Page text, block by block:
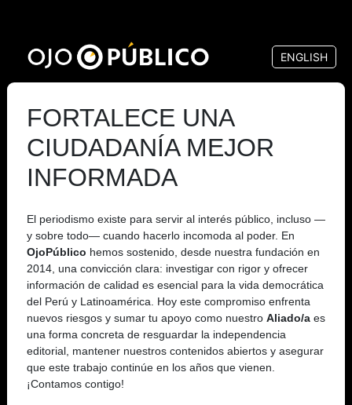
contenido
principal
ENGLISH
FORTALECE UNA
CIUDADANÍA MEJOR
INFORMADA
El periodismo existe para servir al interés público, incluso —
y sobre todo— cuando hacerlo incomoda al poder. En
OjoPúblico hemos sostenido, desde nuestra fundación en
2014, una convicción clara: investigar con rigor y ofrecer
información de calidad es esencial para la vida democrática
del Perú y Latinoamérica. Hoy este compromiso enfrenta
nuevos riesgos y sumar tu apoyo como nuestro Aliado/a es
una forma concreta de resguardar la independencia
editorial, mantener nuestros contenidos abiertos y asegurar
que este trabajo continúe en los años que vienen.
¡Contamos contigo!